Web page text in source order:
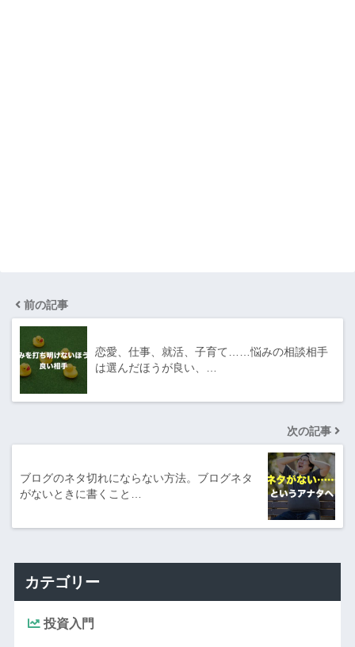
前の記事
恋愛、仕事、就活、子育て……悩みの相談相手
は選んだほうが良い、…
次の記事
ブログのネタ切れにならない方法。ブログネタ
がないときに書くこと…
カテゴリー
投資入門